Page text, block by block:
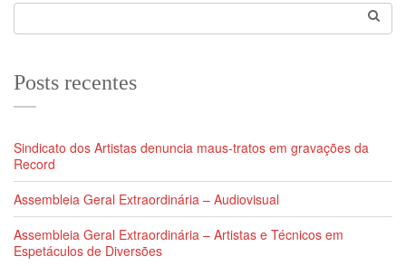
Posts recentes
Sindicato dos Artistas denuncia maus-tratos em gravações da
Record
Assembleia Geral Extraordinária – Audiovisual
Assembleia Geral Extraordinária – Artistas e Técnicos em
Espetáculos de Diversões